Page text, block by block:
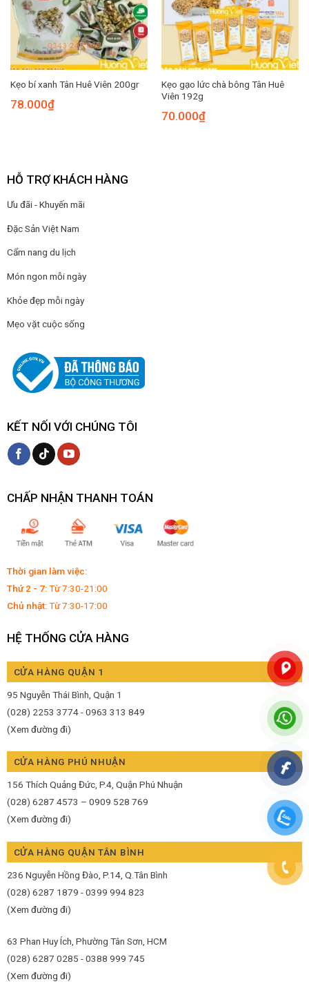
Kẹo bí xanh Tân Huê Viên 200gr
78.000₫
Kẹo gạo lức chà bông Tân Huê
Viên 192g
70.000₫
HỖ TRỢ KHÁCH HÀNG
Ưu đãi - Khuyến mãi
Đặc Sản Việt Nam
Cẩm nang du lịch
Món ngon mỗi ngày
Khỏe đẹp mỗi ngày
Mẹo vặt cuộc sống
KẾT NỐI VỚI CHÚNG TÔI
CHẤP NHẬN THANH TOÁN
Thời gian làm việc:
Thứ 2 - 7:Từ 7:30-21:00
Chủ nhật:Từ 7:30-17:00
HỆ THỐNG CỬA HÀNG
CỬA HÀNG QUẬN 1
95 Nguyễn Thái Bình, Quận 1
(028) 2253 3774 - 0963 313 849
(Xem đường đi)
CỬA HÀNG PHÚ NHUẬN
156 Thích Quảng Đức, P.4, Quận Phú Nhuận
(028) 6287 4573 – 0909 528 769
(Xem đường đi)
CỬA HÀNG QUẬN TÂN BÌNH
236 Nguyễn Hồng Đào, P.14, Q.Tân Bình
(028) 6287 1879 - 0399 994 823
(Xem đường đi)
63 Phan Huy Ích, Phường Tân Sơn, HCM
(028) 6287 0285 - 0388 999 745
(Xem đường đi)